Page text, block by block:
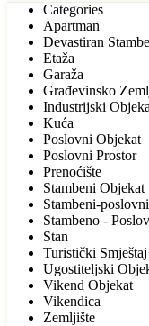
Categories
Apartman
Devastiran
Etaža
Garaža
Građevinsko
Industrijski
Kuća
Poslovni Objekat
Poslovni Prostor
Prenoćište
Stambeni Objekat
Stambeni-
Stambeno -
Stan
Turistički Smještaj
Ugostiteljski
Vikend Objekat
Vikendica
Zemljište